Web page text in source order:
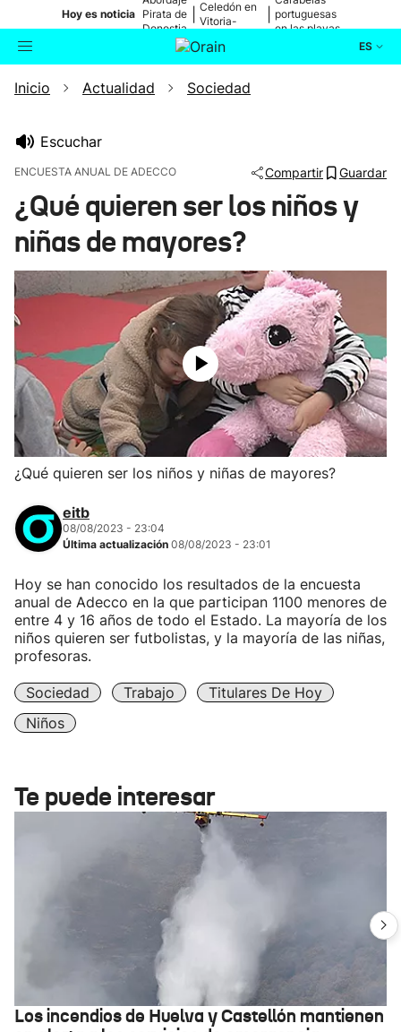
Hoy es noticia Pirata de
Donostia
Celedón en
Vitoria-
portuguesas
en las playas
ES
Buscador Actualidad
Ikusmiran
Eguraldia
Inicio Actualidad Sociedad
Escuchar
ENCUESTA ANUAL DE ADECCO Compartir Guardar
¿Qué quieren ser los niños y
niñas de mayores?
¿Qué quieren ser los niños y niñas de mayores?
eitb
08/08/2023 - 23:04
Última actualización 08/08/2023 - 23:01
Hoy se han conocido los resultados de la encuesta
anual de Adecco en la que participan 1100 menores de
entre 4 y 16 años de todo el Estado. La mayoría de los
niños quieren ser futbolistas, y la mayoría de las niñas,
profesoras.
Sociedad Trabajo
Titulares De Hoy
Niños
Te puede interesar
Los incendios de Huelva y Castellón mantienen